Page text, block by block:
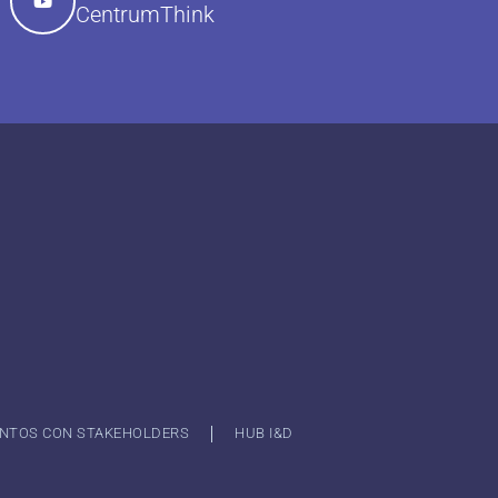
CentrumThink
CON STAKEHOLDERS HUB I&D